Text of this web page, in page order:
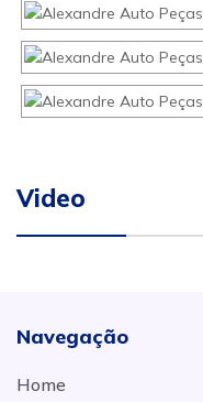
Video
Navegação
Home